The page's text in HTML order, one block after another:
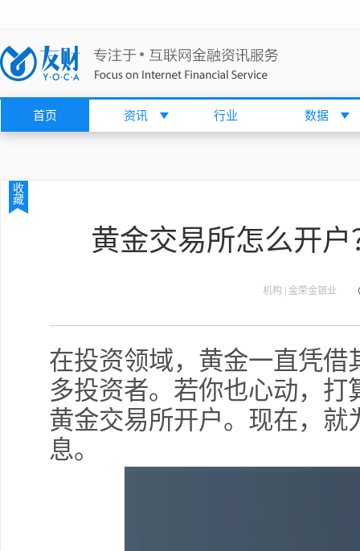
首页 资讯 行业 数据
收
藏
黄金交易所怎么开
机构 | 金荣金银业
在投资领域，黄金一直凭
多投资者。若你也心动，
黄金交易所开户。现在，
息。